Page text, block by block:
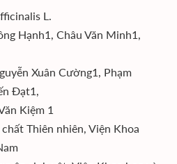
L.
Hạnh1, Châu Văn Minh1,
Xuân Cường1, Phạm
Đạt1,
Kiệm 1
Thiên nhiên, Viện Khoa